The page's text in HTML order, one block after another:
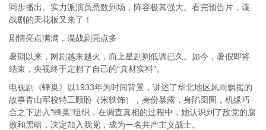
同步播出。实力派演员悉数到场，阵容极其强大。看完预告片，谍
战剧的天花板又来了！
剧情亮点满满，谍战剧亮点多
暑期以来，网剧越来越火，而上星剧则低调已久。如今，暑假即将
结束，央视终于定档了自己的“真材实料”。
电视剧《蜂巢》以1933年为时间背景，讲述了华北地区风雨飘摇的
故事青山军校特工顾盼（宋轶饰），身份暴露，身陷囹圄，机缘巧
合之下进入“蜂巢”组织，在调查真相的过程中，她认识到了敌党的腐
败和黑暗，决定加入我党，成为一名共产主义战士。